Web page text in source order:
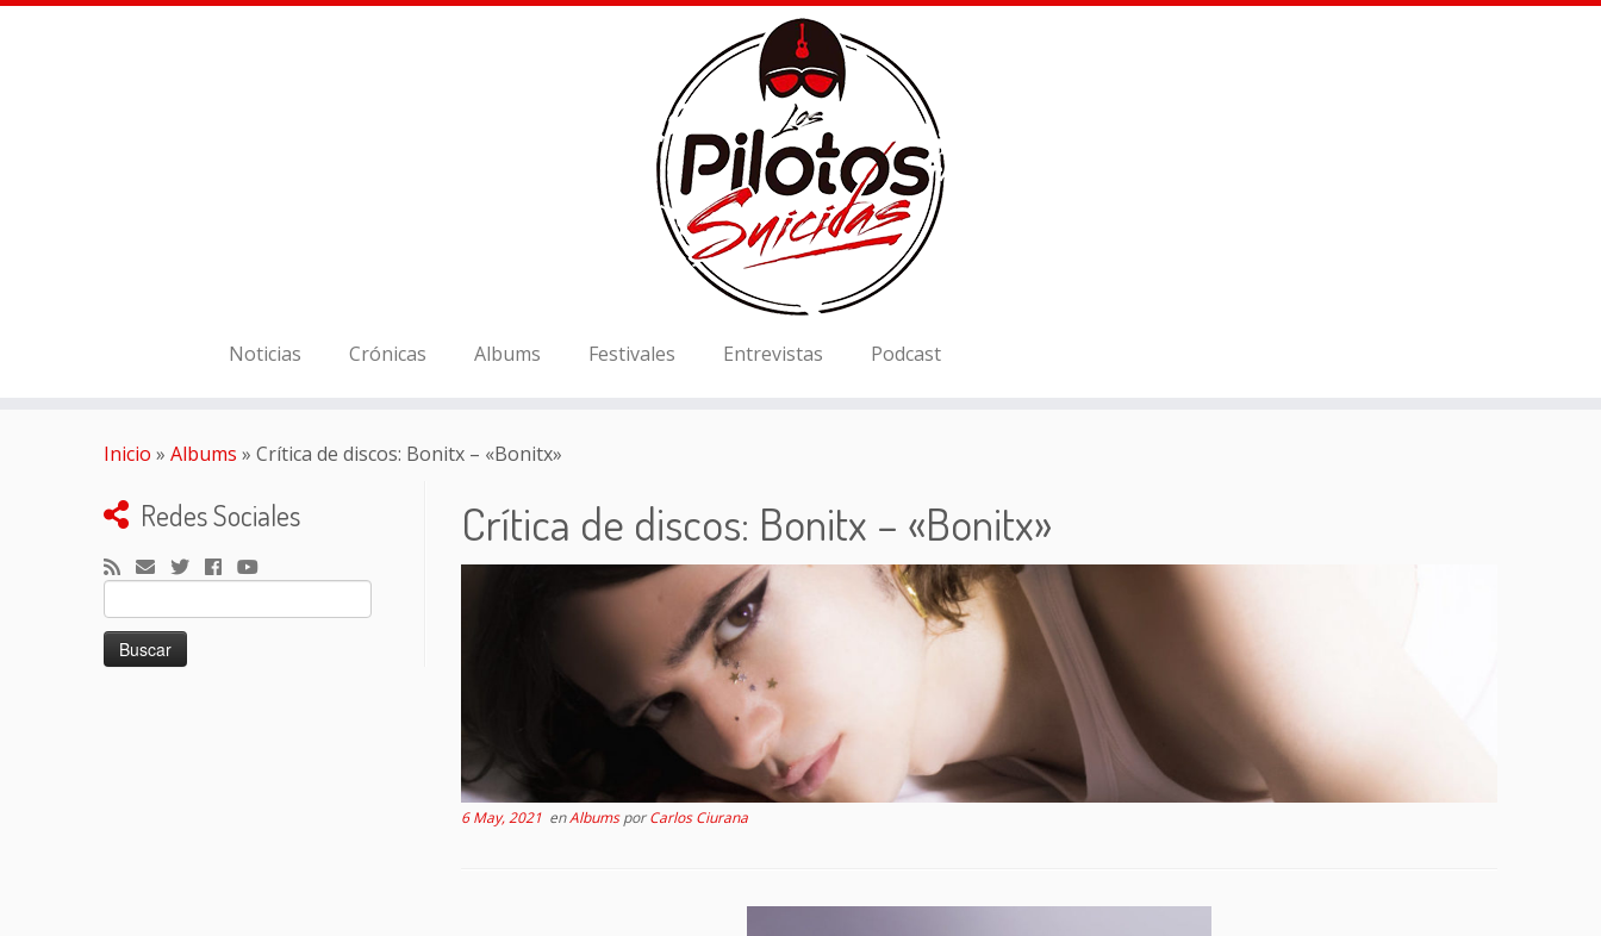
Noticias Crónicas Albums Festivales Entrevistas Podcast
Inicio » Albums » Crítica de discos: Bonitx – «Bonitx»
Redes Sociales
Buscar:
Crítica de discos: Bonitx – «Bonitx»
6 May, 2021 enAlbumsporCarlos Ciurana